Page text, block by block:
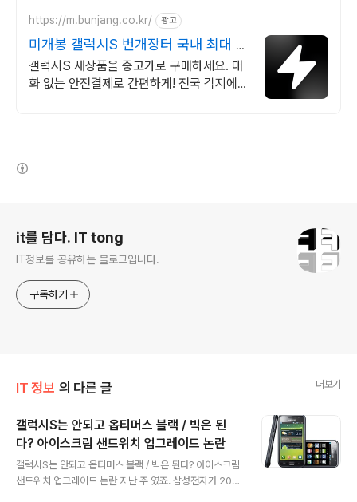
https://m.bunjang.co.kr/ 광고
미개봉 갤럭시S 번개장터 국내 최대 브
랜드 중고거래
갤럭시S 새상품을 중고가로 구매하세요. 대
화 없는 안전결제로 간편하게! 전국 각지에서
it를 담다. IT tong
IT정보를 공유하는 블로그입니다.
구독하기
IT 정보 의 다른 글 더보기
갤럭시S는 안되고 옵티머스 블랙 / 빅은 된
다? 아이스크림 샌드위치 업그레이드 논란
갤럭시S는 안되고 옵티머스 블랙 / 빅은 된다? 아이스크림
샌드위치 업그레이드 논란 지난 주 였죠. 삼성전자가 201